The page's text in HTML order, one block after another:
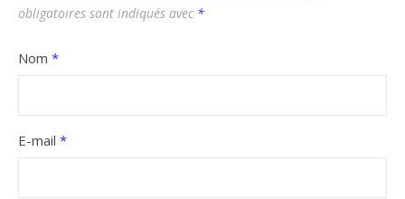
obligatoires sont indiqués avec *
Nom *
E-mail *